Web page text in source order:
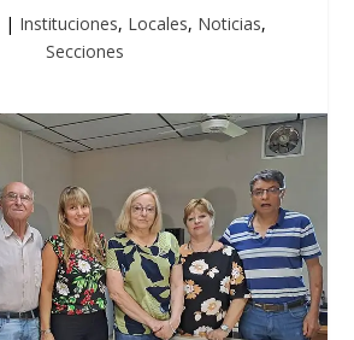
| Instituciones, Locales, Noticias,
Secciones